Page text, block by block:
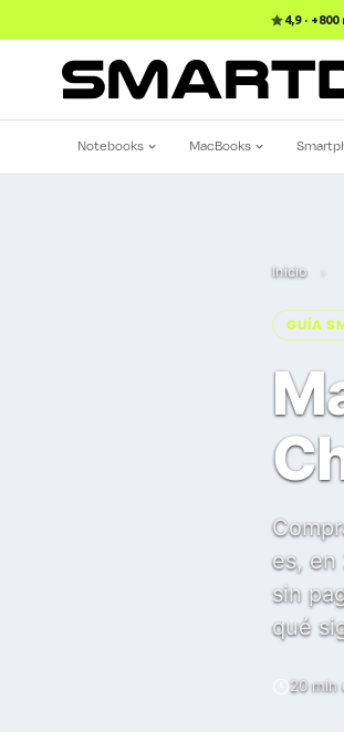
4,9 ·
Notebooks MacBooks
Inicio
GUÍA
es, en
sin
qué
20 min